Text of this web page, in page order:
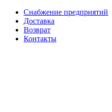
Снабжение предприятий
Доставка
Возврат
Контакты